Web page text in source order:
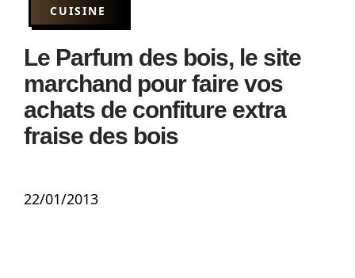
CUISINE
Le Parfum des bois, le site
marchand pour faire vos
achats de confiture extra
fraise des bois
22/01/2013